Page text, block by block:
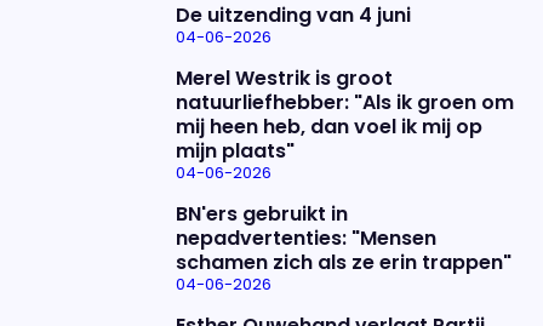
De uitzending van 4 juni
04-06-2026
Merel Westrik is groot
natuurliefhebber: "Als ik groen om
mij heen heb, dan voel ik mij op
mijn plaats"
04-06-2026
BN'ers gebruikt in
nepadvertenties: "Mensen
schamen zich als ze erin trappen"
04-06-2026